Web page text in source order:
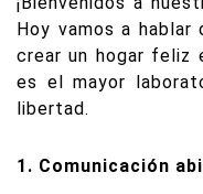
Hoy vamos a
crear un hogar feliz
es el mayor
libertad.
1. Comunicación